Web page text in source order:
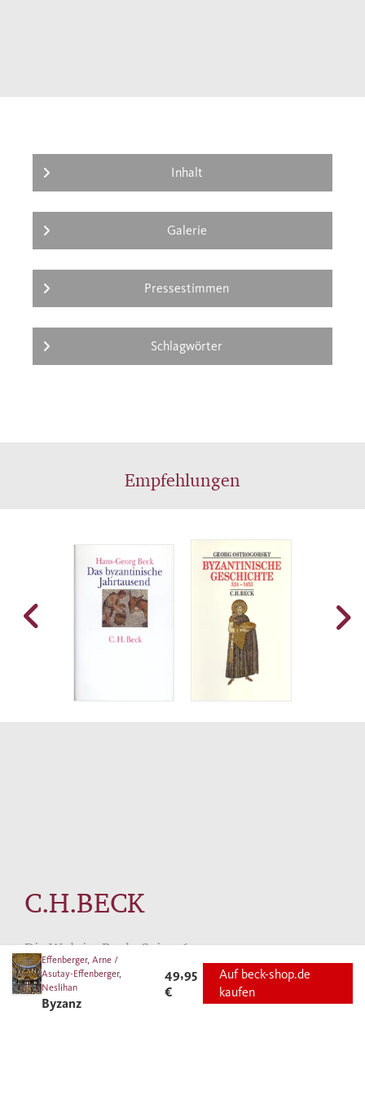
Effenberger, Arne /
Asutay-Effenberger,
Neslihan
Byzanz
49,95
€
Auf beck-shop.de
kaufen
Inhalt
Galerie
Pressestimmen
Schlagwörter
Empfehlungen
C.H.BECK
Die Welt im Buch. Seit 1763.